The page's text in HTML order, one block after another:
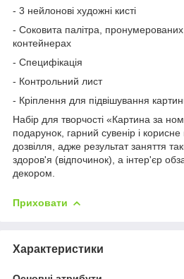
- 3 нейлонові художні кисті
- Соковита палітра,
контейнерах
- Специфікація
- Контрольний лист
- Кріплення для підвішування
Набір для творчості «Картина за
подарунок, гарний сувенір і
дозвілля, адже результат заняття
здоров'я (відпочинок), а інтер'єр
декором.
Приховати
Характеристики